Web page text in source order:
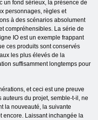
un fond sérieux, la présence de
personnages, règles et
à des scénarios absolument
compréhensibles. La série de
IO est un exemple frappant
ces produits sont conservés
les plus élevés de la
suffisamment longtemps pour
et ceci est une preuve
du projet, semble-t-il, ne
la nouveauté, la suivante
encore. Laissant inchangée la